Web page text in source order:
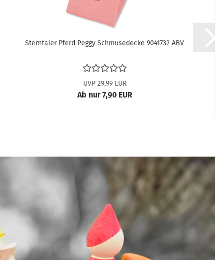
Sterntaler Pferd Peggy Schmusedecke 9041732 ABV
UVP 29,99 EUR
Ab nur 7,90 EUR